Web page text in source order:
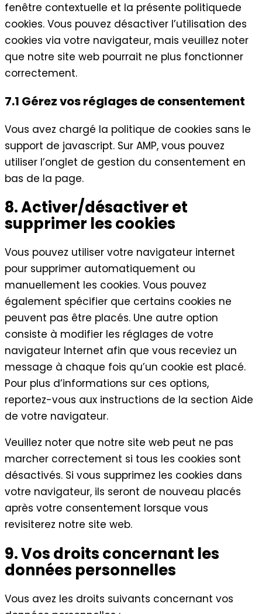
fenêtre contextuelle et la présente politiquede
cookies. Vous pouvez désactiver l’utilisation des
cookies via votre navigateur, mais veuillez noter
que notre site web pourrait ne plus fonctionner
correctement.
7.1 Gérez vos réglages de consentement
Vous avez chargé la politique de cookies sans le
support de javascript. Sur AMP, vous pouvez
utiliser l’onglet de gestion du consentement en
bas de la page.
8. Activer/désactiver et
supprimer les cookies
Vous pouvez utiliser votre navigateur internet
pour supprimer automatiquement ou
manuellement les cookies. Vous pouvez
également spécifier que certains cookies ne
peuvent pas être placés. Une autre option
consiste à modifier les réglages de votre
navigateur Internet afin que vous receviez un
message à chaque fois qu’un cookie est placé.
Pour plus d’informations sur ces options,
reportez-vous aux instructions de la section Aide
de votre navigateur.
Veuillez noter que notre site web peut ne pas
marcher correctement si tous les cookies sont
désactivés. Si vous supprimez les cookies dans
votre navigateur, ils seront de nouveau placés
après votre consentement lorsque vous
revisiterez notre site web.
9. Vos droits concernant les
données personnelles
Vous avez les droits suivants concernant vos